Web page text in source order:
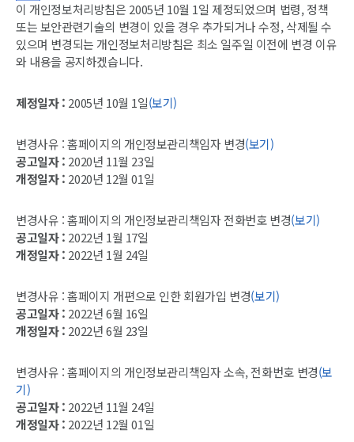
이 개인정보처리방침은 2005년 10월 1일 제정되었으며 법령, 정책
또는 보안관련기술의 변경이 있을 경우 추가되거나 수정, 삭제될 수
있으며 변경되는 개인정보처리방침은 최소 일주일 이전에 변경 이유
와 내용을 공지하겠습니다.
제정일자 : 2005년 10월 1일(보기)
변경사유 : 홈페이지의 개인정보관리책임자 변경(보기)
공고일자 : 2020년 11월 23일
개정일자 : 2020년 12월 01일
변경사유 : 홈페이지의 개인정보관리책임자 전화번호 변경(보기)
공고일자 : 2022년 1월 17일
개정일자 : 2022년 1월 24일
변경사유 : 홈페이지 개편으로 인한 회원가입 변경(보기)
공고일자 : 2022년 6월 16일
개정일자 : 2022년 6월 23일
변경사유 : 홈페이지의 개인정보관리책임자 소속, 전화번호 변경(보
기)
공고일자 : 2022년 11월 24일
개정일자 : 2022년 12월 01일